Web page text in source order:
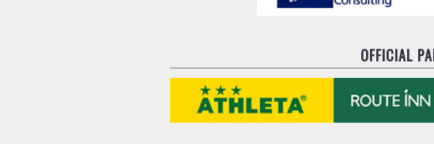
OFFICIAL